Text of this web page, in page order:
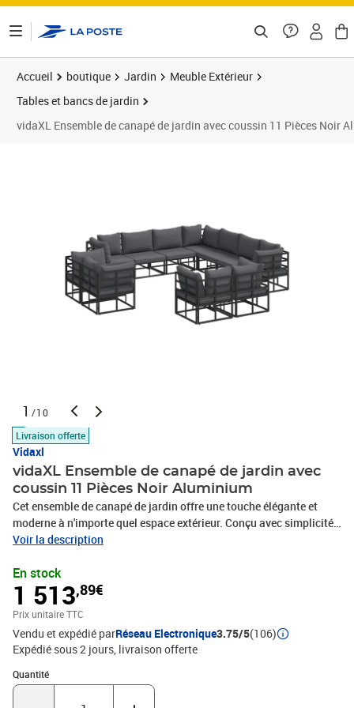
Accueil boutique Jardin
Meuble Extérieur
Tables et bancs de jardin
vidaXL Ensemble de canapé de jardin avec coussin 11 Pièces Noir
1 /10
Livraison offerte
Vidaxl
vidaXL Ensemble de canapé de jardin avec
coussin 11 Pièces Noir Aluminium
Cet ensemble de canapé de jardin offre une touche élégante et
moderne à n'importe quel espace extérieur. Conçu avec simplicité
et fonctionnalité, il apporte une touche d'élégance contemporaine
palette de couleurs subtile, cet ensemble de jardin complète divers
esthétiques extérieurs, offrant un siège confortable pour les
réunions ou la détente tranquille. Imaginez cet ensemble élégant
embellissant votre terrasse, idéal pour des réunions sociales avec
des amis ou des moments intimes en famille, évoquant des
sentiments de luxe et de loisir. Cadre en aluminium premium : Cet
ensemble de canapé dispose d'un cadre en aluminium robuste
avec une finition en poudre élégante, offrant une structure solide
Voir la description
En stock
1 513,89€
Prix unitaire TTC
Vendu et expédié parRéseau Electronique3.75/5(106)
Expédié sous 2 jours livraison offerte
Quantité
Quantité : 1